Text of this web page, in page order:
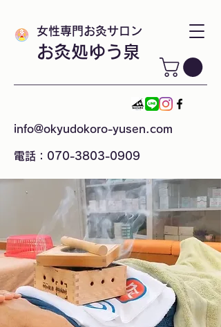
女性専門お灸サロン
お灸処ゆう泉
info@okyudokoro-yusen.com
電話：070-3803-0909